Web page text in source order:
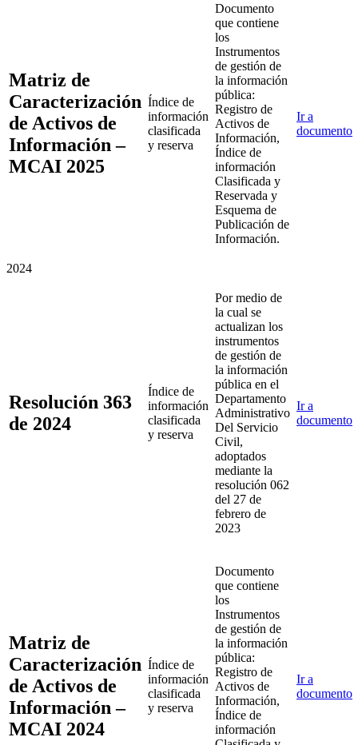
Matriz de
Caracterización
de Activos de
Información –
MCAI 2025
Índice de
información
clasificada
y reserva
Documento
que contiene
los
Instrumentos
de gestión de
la información
pública:
Registro de
Activos de
Información,
Índice de
información
Clasificada y
Reservada y
Esquema de
Publicación de
Información.
Ir a
documento
2024
Resolución 363
de 2024
Índice de
información
clasificada
y reserva
Por medio de
la cual se
actualizan los
instrumentos
de gestión de
la información
pública en el
Departamento
Administrativo
Del Servicio
Civil,
adoptados
mediante la
resolución 062
del 27 de
febrero de
2023
Ir a
documento
Matriz de
Caracterización
de Activos de
Información –
MCAI 2024
Índice de
información
clasificada
y reserva
Documento
que contiene
los
Instrumentos
de gestión de
la información
pública:
Registro de
Activos de
Información,
Índice de
información
Ir a
documento